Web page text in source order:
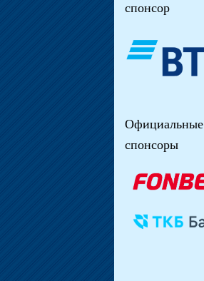
спонсор
Официальные
спонсоры